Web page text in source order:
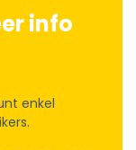
info
enkel